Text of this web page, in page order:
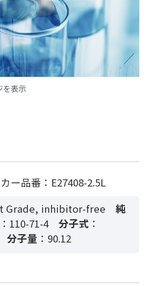
を表示
ー品番：E27408-2.5L
Grade, inhibitor-free
純
：110-71-4 分子式 ：
分子量 ：90.12